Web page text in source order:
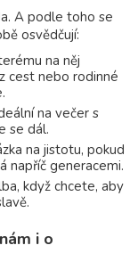
A podle toho se
osvědčují:
na něj
cest nebo rodinné
na večer s
se dál.
na jistotu, pokud
napříč generacemi.
když chcete, aby
i o